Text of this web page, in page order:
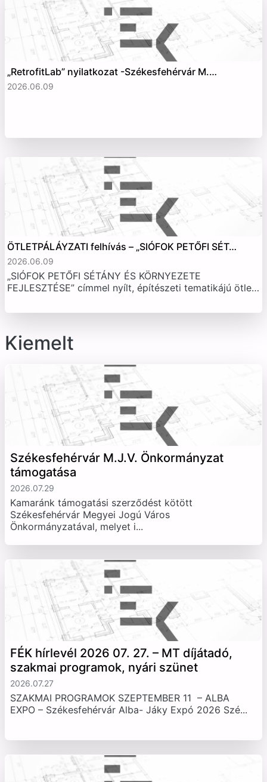
„RetrofitLab” nyilatkozat -Székesfehérvár M.…
2026.06.09
ÖTLETPÁLÁYZATI felhívás – „SIÓFOK PETŐFI SÉT…
2026.06.09
„SIÓFOK PETŐFI SÉTÁNY ÉS KÖRNYEZETE
FEJLESZTÉSE” címmel nyílt, építészeti tematikájú ötle…
Kiemelt
Székesfehérvár M.J.V. Önkormányzat
támogatása
2026.07.29
Kamaránk támogatási szerződést kötött
Székesfehérvár Megyei Jogú Város
Önkormányzatával, melyet i...
FÉK hírlevél 2026 07. 27. – MT díjátadó,
szakmai programok, nyári szünet
2026.07.27
SZAKMAI PROGRAMOK SZEPTEMBER 11 – ALBA
EXPO – Székesfehérvár Alba- Jáky Expó 2026 Szé...